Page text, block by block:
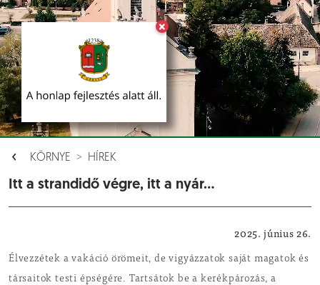
×
KÖRNYE HÍREK
Itt a strandidő végre, itt a nyár…
2025. június 26.
Élvezzétek a vakáció örömeit, de vigyázzatok saját magatok és
társaitok testi épségére. Tartsátok be a kerékpározás, a
Események []
Dokumentumok []
Aloldalak [ ]